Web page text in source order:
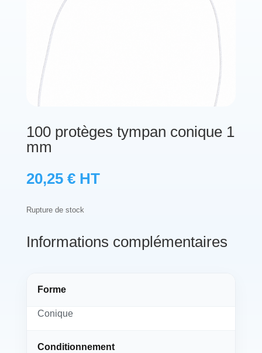
Outillage pour embouts
Outillages & consommables
Protections standard & casques
Tubes & accessoires
À PROPOS
100 protèges tympan conique 1
mm
20,25 € HT
Rupture de stock
Informations complémentaires
Forme
Conique
Conditionnement